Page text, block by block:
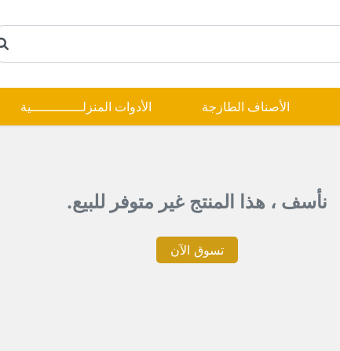
الأصناف الطازجة الأدوات المنزلـــــــــــــية
نأسف ، هذا المنتج غير متوفر للبيع.
تسوق الآن